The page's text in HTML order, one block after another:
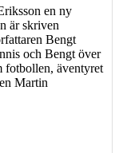
en ny
är skriven
Bengt
och Bengt över
fotbollen, äventyret
Martin